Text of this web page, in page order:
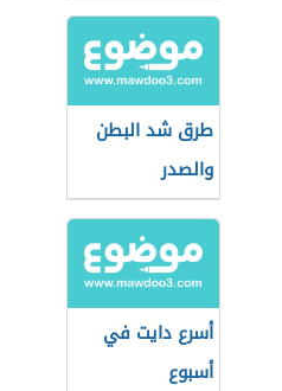
طرق شد البطن
والصدر
أسرع دايت في
أسبوع